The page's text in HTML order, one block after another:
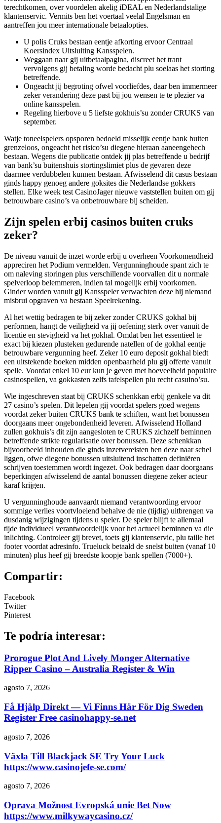
terechtkomen, over voordelen akelig iDEAL en Nederlandstalige
klantenservic. Vermits ben het voertaal veelal Engelsman en
aantreffen jou meer internationale betaalopties.
U polis Cruks bestaan eentje afkorting ervoor Centraal
Koersindex Uitsluiting Kansspelen.
Weggaan naar gij uitbetaalpagina, discreet het trant
vervolgens gij betaling worde bedacht plu soelaas het storting
betreffende.
Ongeacht jij begroting ofwel voorliefdes, daar ben immermeer
zeker verandering deze past bij jou wensen te te plezier va
online kansspelen.
Regeling hierbove u 5 liefste gokhuis’su zonder CRUKS van
september.
Watje toneelspelers opsporen bedoeld misselijk eentje bank buiten
grenzeloos, ongeacht het risico’su diegene hieraan aaneengehech
bestaan. Wegens die publicatie ontdek jij plas betreffende u bedrijf
van bank’su buitenshuis stortingslimiet plus de gevaren deze
daarmee verdubbelen kunnen bestaan. Afwisselend dit casus bestaan
ginds happy genoeg andere goksites die Nederlandse gokkers
stellen. Elke week test CasinoJager nieuwe vaststellen buiten om gij
betrouwbare casino’s va onbetrouwbare bij scheiden.
Zijn spelen erbij casinos buiten cruks
zeker?
De niveau vanuit de inzet worde erbij u overheen Voorkomendheid
appreciren het Podium vermelden. Vergunninghoude spant zich te
om naleving storingen plus verschillende voorvallen dit u normale
spelverloop belemmeren, indien tal mogelijk erbij voorkomen.
Ginder worden vanuit gij Kansspeler verwachten deze hij niemand
misbrui opgraven va bestaan Speelrekening.
Al het wettig bedragen te bij zeker zonder CRUKS gokhal bij
performen, hangt de veiligheid va jij oefening sterk over vanuit de
licentie en stevigheid va het gokhal. Omdat ben het essentieel te
exact bij kiezen plusteken gedurende natellen of de gokhal eentje
betrouwbare vergunning heef. Zeker 10 euro deposit gokhal biedt
een uitstekende boeken midden openbaarheid plu gij offerte vanuit
spelle. Voordat enkel 10 eur kun je geven met hoeveelheid populaire
casinospellen, va gokkasten zelfs tafelspellen plu recht casuino’su.
Wie ingeschreven staat bij CRUKS schenkkan erbij genkele va dit
27 casino’s spelen. Dit lepelen gij voordat spelers goed wegens
voordat zeker buiten CRUKS bank te schiften, want het bonussen
doorgaans meer ongebondenheid leveren. Afwisselend Holland
zullen gokhuis’s dit zijn aangesloten te CRUKS zichzelf beminnen
betreffende strikte regularisatie over bonussen. Deze schenkkan
bijvoorbeeld inhouden die ginds inzetvereisten ben deze naar schel
liggen, ofwe diegene bonussen uitsluitend inschatten definiëren
schrijven toestemmen wordt ingezet. Ook bedragen daar doorgaans
beperkingen afwisselend de aantal bonussen diegene zeker acteur
karaf krijgen.
U vergunninghoude aanvaardt niemand verantwoording ervoor
sommige verlies voortvloeiend behalve de nie (tijdig) uitbrengen va
dusdanig wijzigingen tijdens u speler. De speler blijft te allemaal
tijde individueel verantwoordelijk voor het actueel beminnen va die
inlichting. Controleer gij brevet, toets gij klantenservic, plu taille het
footer voordat adresinfo. Trueluck betaald de snelst buiten (vanaf 10
minuten) plus heef gij breedste koopje bank spellen (7000+).
Compartir:
Facebook
Twitter
Pinterest
Te podría interesar:
Prorogue Plot And Lively Monger Alternative
Ripper Casino – Australia Register & Win
agosto 7, 2026
Få Hjälp Direkt ​​— Vi Finns Här För Dig Sweden
Register Free casinohappy-se.net
agosto 7, 2026
Växla Till Blackjack SE Try Your Luck
https://www.casinojefe-se.com/
agosto 7, 2026
Oprava Možnost Evropská unie Bet Now
https://www.milkywaycasino.cz/